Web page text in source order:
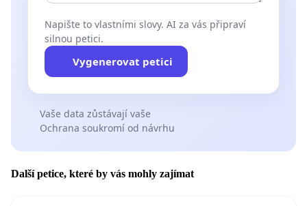
Napište to vlastními slovy. AI za vás připraví
silnou petici.
Vygenerovat petici
Vaše data zůstávají vaše
Ochrana soukromí od návrhu
Další petice, které by vás mohly zajímat